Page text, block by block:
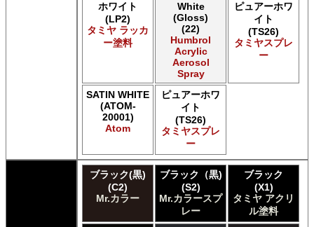
Acrylicos Vallejo Vallejo Model Color
Acrylicos Vallejo Vallejo Panzer Aces
Acrylicos Vallejo Vallejo Pigment FX
Acrylicos Vallejo Vallejo Premium カラー
Acrylicos Vallejo Vallejo Wash FX
Acrylicos Vallejo Vallejo Weathering FX
Acrylicos Vallejo Vallejo Xpress カラー
E7 Paints E7 Paints
E7 Paints Humbrol Acrylic Aerosol Spray
Games Workshop Limited Citadel Air
Games Workshop Limited Citadel Spray
Games Workshop Limited Citadelカラー
Games Workshop Limited 先Citadel カラー
HATAKA HOBBY Hataka
Humbrol - Hornby Hobbies Humbrol Acrylic
Humbrol of Hornby Hobbies Humbrol Enamel
ホワイト
(LP2)
タミヤ ラッカ
ー塗料
White
(Gloss)
(22)
Humbrol
Acrylic
Aerosol
Spray
ピュアーホワ
イト
(TS26)
タミヤスプレ
ー
SATIN WHITE
(ATOM-
20001)
Atom
ピュアーホワ
イト
(TS26)
タミヤスプレ
ー
ブラック(黒)
(C2)
Mr.カラー
ブラック（黒)
(S2)
Mr.カラースプ
レー
ブラック
(X1)
タミヤ アクリ
ル塗料